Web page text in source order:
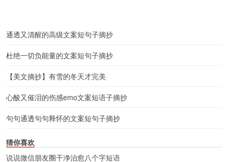
通透又清醒的高级文案短句子摘抄
杜绝一切负能量的文案短句子摘抄
【美文摘抄】有雪的冬天才完美
心酸又催泪的伤感emo文案短语子摘抄
句句通透句句释怀的文案短句子摘抄
猜你喜欢
说说微信朋友圈干净治愈八个字短语